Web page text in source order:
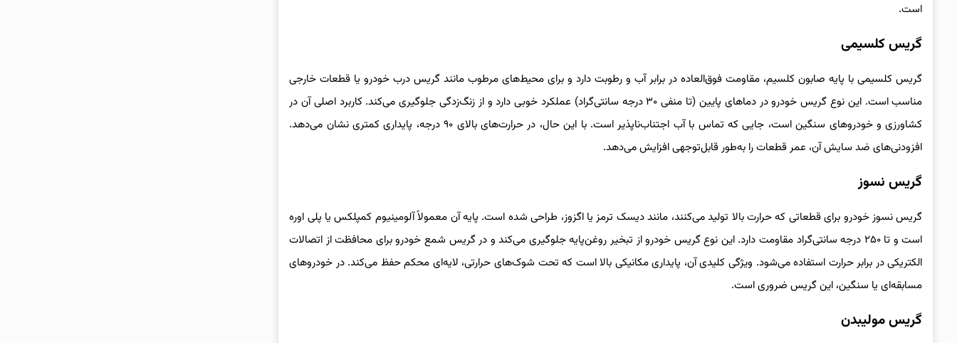
است.
گریس کلسیمی
گریس کلسیمی با پایه صابون کلسیم، مقاومت فوق‌العاده در برابر آب و رطوبت دارد و برای محیط‌های مرطوب مانند گریس درب خودرو یا قطعات خارجی
مناسب است. این نوع گریس خودرو در دماهای پایین (تا منفی ۳۰ درجه سانتی‌گراد) عملکرد خوبی دارد و از زنگ‌زدگی جلوگیری می‌کند. کاربرد اصلی آن در
کشاورزی و خودروهای سنگین است، جایی که تماس با آب اجتناب‌ناپذیر است. با این حال، در حرارت‌های بالای ۹۰ درجه، پایداری کمتری نشان می‌دهد.
افزودنی‌های ضد سایش آن، عمر قطعات را به‌طور قابل‌توجهی افزایش می‌دهد.
گریس نسوز
گریس نسوز خودرو برای قطعاتی که حرارت بالا تولید می‌کنند، مانند دیسک ترمز یا اگزوز، طراحی شده است. پایه آن معمولاً آلومینیوم کمپلکس یا پلی اوره
است و تا ۲۵۰ درجه سانتی‌گراد مقاومت دارد. این نوع گریس خودرو از تبخیر روغن‌پایه جلوگیری می‌کند و در گریس شمع خودرو برای محافظت از اتصالات
الکتریکی در برابر حرارت استفاده می‌شود. ویژگی کلیدی آن، پایداری مکانیکی بالا است که تحت شوک‌های حرارتی، لایه‌ای محکم حفظ می‌کند. در خودروهای
مسابقه‌ای یا سنگین، این گریس ضروری است.
گریس مولیبدن